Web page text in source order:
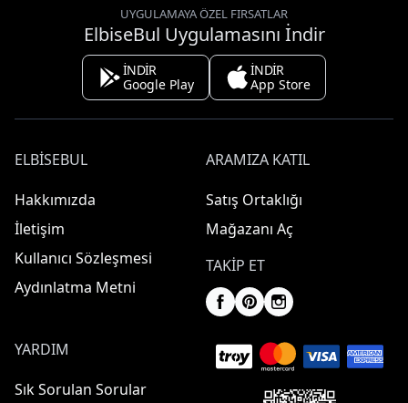
UYGULAMAYA ÖZEL FIRSATLAR
ElbiseBul Uygulamasını İndir
İNDİR
Google Play
İNDİR
App Store
ELBISEBUL
Hakkımızda
İletişim
Kullanıcı Sözleşmesi
Aydınlatma Metni
ARAMIZA KATIL
Satış Ortaklığı
Mağazanı Aç
TAKIP ET
YARDIM
Sık Sorulan Sorular